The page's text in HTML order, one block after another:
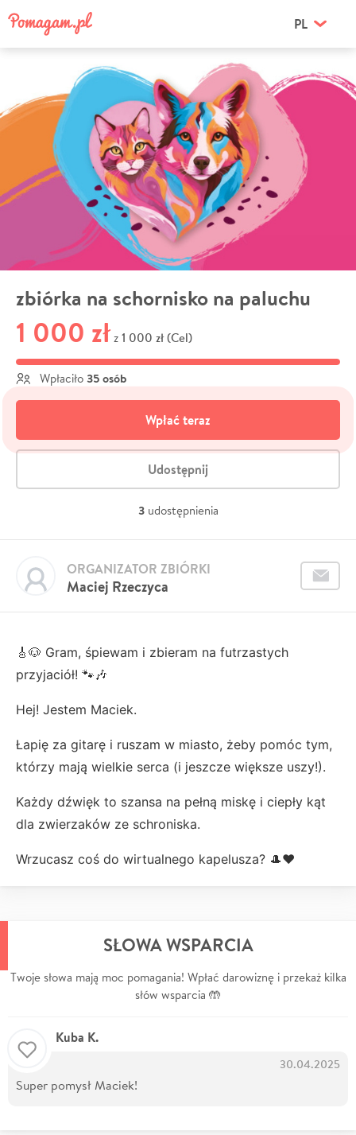
PL
zbiórka na schornisko na paluchu
1 000 zł z 1 000 zł (Cel)
Wpłaciło 35 osób
Wpłać teraz
Udostępnij
3 udostępnienia
Maciej Rzeczyca
ORGANIZATOR ZBIÓRKI
🎸🐶 Gram, śpiewam i zbieram na futrzastych
przyjaciół! 🐾🎶
Hej! Jestem Maciek.
Łapię za gitarę i ruszam w miasto, żeby pomóc tym,
którzy mają wielkie serca (i jeszcze większe uszy!).
Każdy dźwięk to szansa na pełną miskę i ciepły kąt
dla zwierzaków ze schroniska.
Wrzucasz coś do wirtualnego kapelusza? 🎩❤️
SŁOWA WSPARCIA
Twoje słowa mają moc pomagania! Wpłać darowiznę i przekaż kilka
słów wsparcia 🤲
Kuba K.
30.04.2025
Super pomysł Maciek!